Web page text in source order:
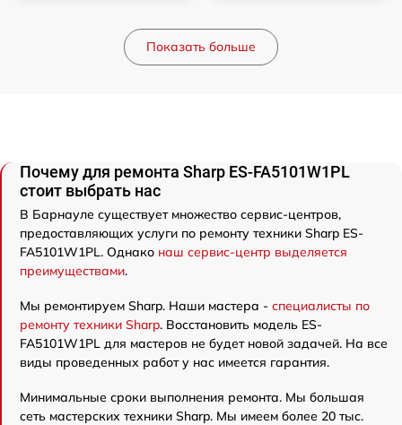
Показать больше
Почему для ремонта Sharp ES-FA5101W1PL
стоит выбрать нас
В Барнауле существует множество сервис-центров,
предоставляющих услуги по ремонту техники Sharp ES-
FA5101W1PL. Однако наш сервис-центр выделяется
преимуществами.
Мы ремонтируем Sharp. Наши мастера - специалисты по
ремонту техники Sharp. Восстановить модель ES-
FA5101W1PL для мастеров не будет новой задачей. На все
виды проведенных работ у нас имеется гарантия.
Минимальные сроки выполнения ремонта. Мы большая
сеть мастерских техники Sharp. Мы имеем более 20 тыс.